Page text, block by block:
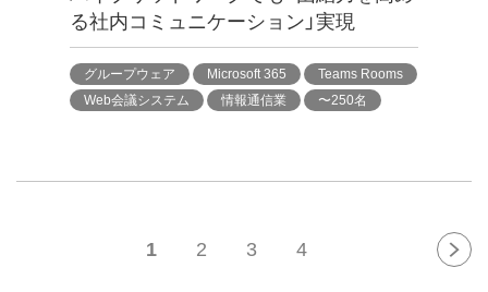
る社内コミュニケーション」実現
グループウェア Microsoft 365
Teams Rooms
Web会議システム
情報通信業 〜250名
1 2 3 4